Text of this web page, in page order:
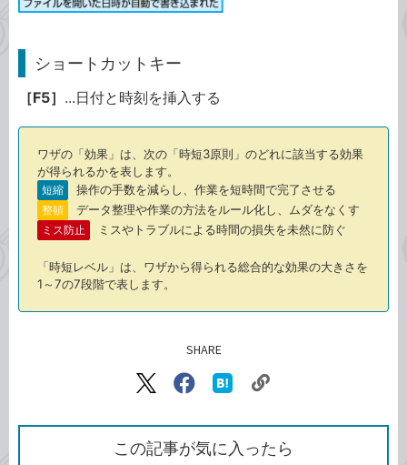
ショートカットキー
［F5］ ...日付と時刻を挿入する
ワザの「効果」は、次の「時短3原則」のどれに該当する効果
が得られるかを表します。
短縮 操作の手数を減らし、作業を短時間で完了させる
整頓 データ整理や作業の方法をルール化し、ムダをなくす
ミス防止 ミスやトラブルによる時間の損失を未然に防ぐ
「時短レベル」は、ワザから得られる総合的な効果の大きさを
1～7の7段階で表します。
SHARE
X（旧
で
シ
ェ
Facebook
シ
ェ
ア
な
ブ
ッ
ク
を
コ
この記事が気に入ったら